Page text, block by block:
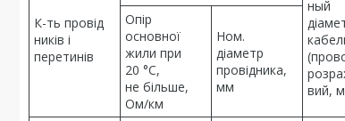
К-ть провід
ників і
перетинів
ный
вий,
Опір
основної
жили при
20 °C,
не більше,
Ом/км
Ном.
діаметр
провідника,
мм